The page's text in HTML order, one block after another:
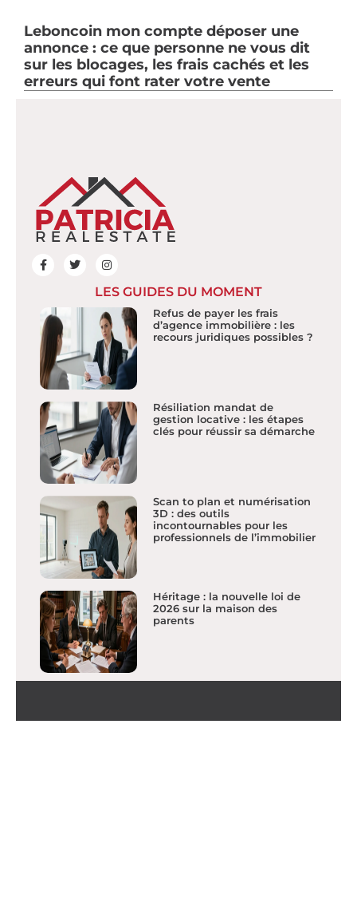
Leboncoin mon compte déposer une
annonce : ce que personne ne vous dit
sur les blocages, les frais cachés et les
erreurs qui font rater votre vente
LES GUIDES DU MOMENT
Refus de payer les frais
d’agence immobilière : les
recours juridiques possibles ?
Résiliation mandat de
gestion locative : les étapes
clés pour réussir sa démarche
Scan to plan et numérisation
3D : des outils
incontournables pour les
professionnels de l’immobilier
Héritage : la nouvelle loi de
2026 sur la maison des
parents